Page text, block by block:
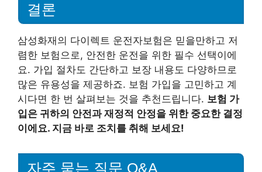
결론
삼성화재의 다이렉트 운전자보험은 믿을만하고 저
렴한 보험으로, 안전한 운전을 위한 필수 선택이에
요. 가입 절차도 간단하고 보장 내용도 다양하므로
많은 유용성을 제공하죠. 보험 가입을 고민하고 계
시다면 한 번 살펴보는 것을 추천드립니다. 보험 가
입은 귀하의 안전과 재정적 안정을 위한 중요한 결정
이에요. 지금 바로 조치를 취해 보세요!
자주 묻는 질문 Q&A